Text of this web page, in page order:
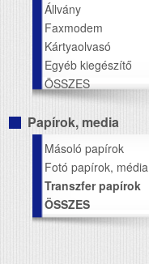
Állvány
Faxmodem
Kártyaolvasó
Egyéb kiegészítő
ÖSSZES
Papírok, media
Másoló papírok
Fotó papírok, média
Transzfer papírok
ÖSSZES